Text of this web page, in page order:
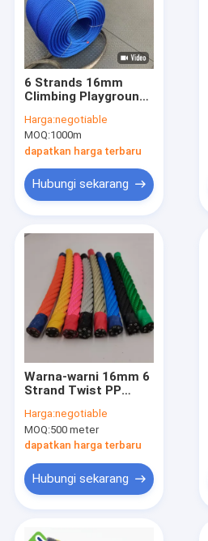
6 Strands 16mm
Climbing Playground
Jamur Untuk Set
Ayunan
Harga:negotiable
MOQ:1000m
dapatkan harga terbaru
Hubungi sekarang
Warna-warni 16mm 6
Strand Twist PP
Combination Rope
Untuk Climber
Harga:negotiable
MOQ:500 meter
dapatkan harga terbaru
Hubungi sekarang